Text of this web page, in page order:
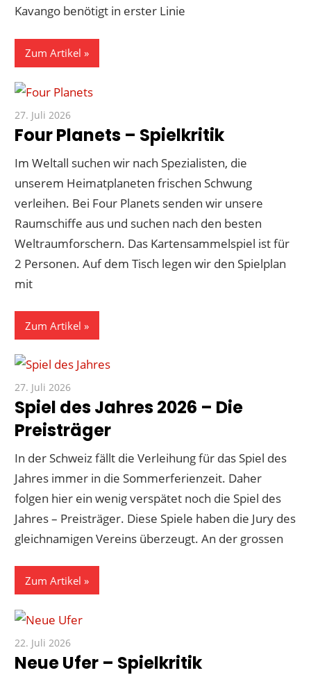
Kavango benötigt in erster Linie
Zum Artikel
27. Juli 2026
Four Planets – Spielkritik
Im Weltall suchen wir nach Spezialisten, die
unserem Heimatplaneten frischen Schwung
verleihen. Bei Four Planets senden wir unsere
Raumschiffe aus und suchen nach den besten
Weltraumforschern. Das Kartensammelspiel ist für
2 Personen. Auf dem Tisch legen wir den Spielplan
mit
Zum Artikel
27. Juli 2026
Spiel des Jahres 2026 – Die
Preisträger
In der Schweiz fällt die Verleihung für das Spiel des
Jahres immer in die Sommerferienzeit. Daher
folgen hier ein wenig verspätet noch die Spiel des
Jahres – Preisträger. Diese Spiele haben die Jury des
gleichnamigen Vereins überzeugt. An der grossen
Zum Artikel
22. Juli 2026
Neue Ufer – Spielkritik